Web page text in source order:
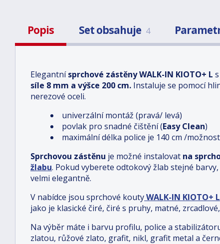
Popis Set obsahuje 4
Elegantní sprchové zástěnyWALK-IN KIOTO+ L
síle 8 mm a výšce 200 cm. Instaluje se pomocí
nerezové oceli.
univerzální montáž (pravá/ levá)
povlak pro snadné čištění (Easy Clean)
maximální délka police je 140 cm /
Sprchovou zástěnu je možné instalovat na
žlabu. Pokud vyberete odtokový žlab stejné
velmi elegantně.
V nabídce jsou sprchové koutyWALK-IN KIOTO+ L
jako je klasické čiré, čiré s pruhy, matné,
Na výběr máte i barvu profilu, police a
zlatou, růžové zlato, grafit, nikl, grafit metal a